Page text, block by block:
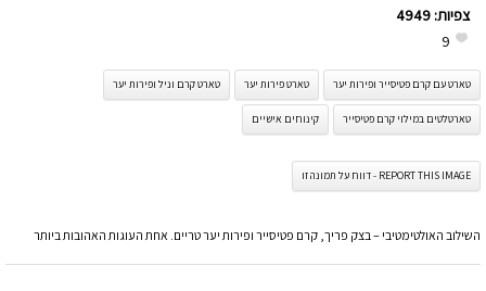
צפיות: 4949
9
טארט עם קרם פטיסייר ופירות יער טארט פירות יער טארט קרם וניל ופירות יער
טארטלטים במילוי קרם פטיסייר קינוחים אישיים
REPORT THIS IMAGE - דווח על תמונה זו
השילוב האולטימטיבי – בצק פריך, קרם פטיסייר ופירות יער טריים. אחת העוגות האהובות ביותר